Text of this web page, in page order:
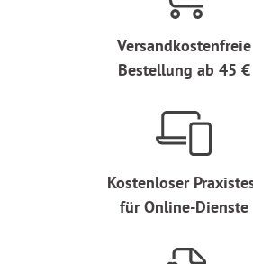
Versandkostenfreie
Bestellung ab 45 €
Kostenloser
für Online-Dienste